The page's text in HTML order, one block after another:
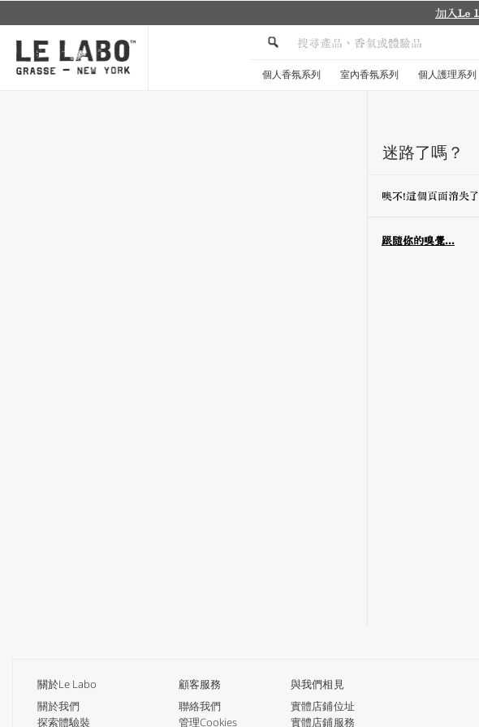
個人香氛系列 室內香氛系列 個人護理系列
迷路了嗎？
噢不！這個頁面消失了
跟隨你的嗅覺...
關於Le Labo
關於我們
探索體驗裝
顧客服務
聯絡我們
管理Cookies
與我們相見
實體店鋪位址
實體店鋪服務